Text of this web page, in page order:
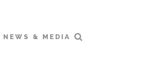
NEWS & MEDIA